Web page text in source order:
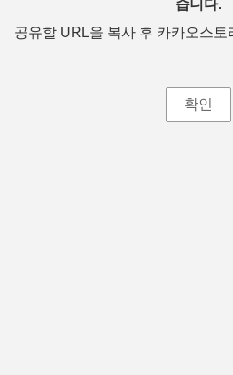
습니다.
공유할 URL을 복사 후 카카오스
확인